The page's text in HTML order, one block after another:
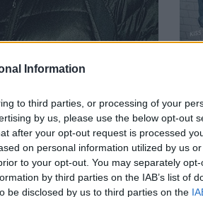
Information
to third parties, or processing of your
by us, please use the below opt-out
after your opt-out request is processed
on personal information utilized by us
to your opt-out. You may separately
by third parties on the IAB’s list of
be disclosed by us to third parties on the
mint a legutóbbi, visszafogott
számában jelent meg.
pont ezért ördögien szórakoztató.
egy SP-404 samplert használt), már